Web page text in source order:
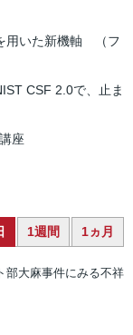
用いた新機軸 （フ
CSF 2.0で、止ま
座
1週間 1ヵ月
部大麻事件にみる不祥